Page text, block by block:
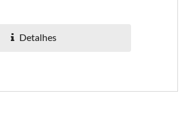
Detalhes